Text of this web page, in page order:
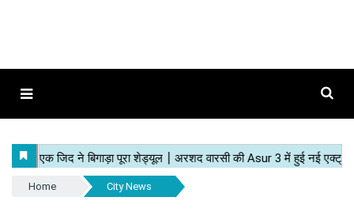
Home City News